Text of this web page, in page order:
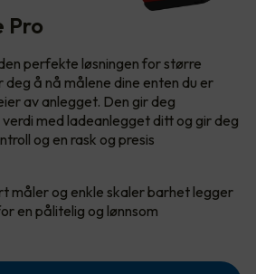
Pro
perfekte løsningen for større
deg å nå målene dine enten du er
av anlegget. Den gir deg
med ladeanlegget ditt og gir deg
og en rask og presis
måler og enkle skaler barhet legger
en pålitelig og lønnsom